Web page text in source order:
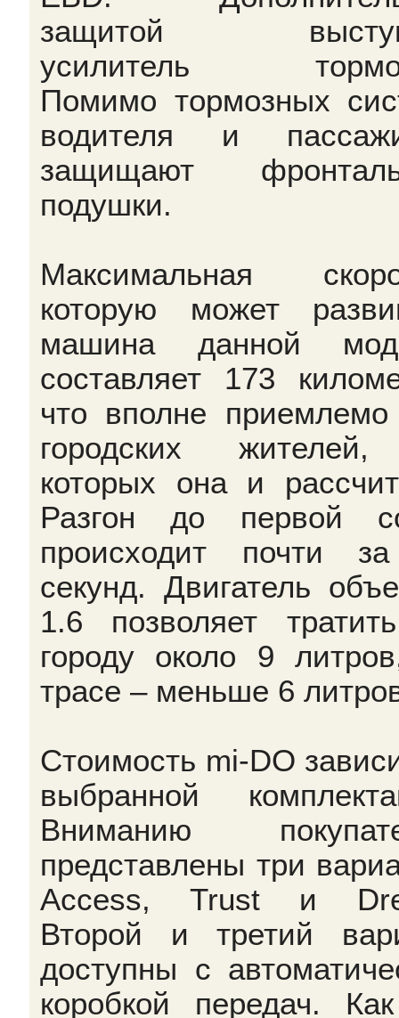
защитой
усилитель
Помимо тормозных
водителя и
защищают
подушки.
Максимальная
которую может
машина данной
составляет 173
что вполне
городских
которых она и
Разгон до первой
происходит почти
секунд. Двигатель
1.6 позволяет
городу около 9
трасе – меньше 6
Стоимость mi-DO
выбранной
Вниманию
представлены три
Access, Trust и
Второй и третий
доступны с
коробкой передач.